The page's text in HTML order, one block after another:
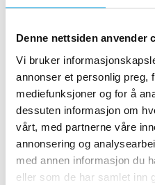
Denne nettsiden anvender
Vi bruker
annonser et personlig preg,
mediefunksjoner og for å
dessuten informasjon om
vårt, med partnerne våre
annonsering og
med annen informasjon du
eller som de har samlet inn
Architect-designed
In the countryside just
find this elegant, architect-
separate filter lines sharing
Drikkevann